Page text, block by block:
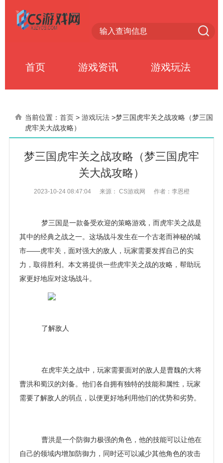
首页 游戏资讯 游戏玩法
当前位置： 首页 > 游戏玩法 >梦三国虎牢关之战攻略（梦三国
虎牢关大战攻略）
梦三国虎牢关之战攻略（梦三国虎牢
关大战攻略）
2023-10-24 08:47:04 来源： CS游戏网 作者：李恩橙
梦三国是一款备受欢迎的策略游戏，而虎牢关之战是
其中的经典之战之一。这场战斗发生在一个古老而神秘的城
市——虎牢关，面对强大的敌人，玩家需要发挥自己的实
力，取得胜利。本文将提供一些虎牢关之战的攻略，帮助玩
家更好地应对这场战斗。
了解敌人
在虎牢关之战中，玩家需要面对的敌人是曹魏的大将
曹洪和蜀汉的刘备。他们各自拥有独特的技能和属性，玩家
需要了解敌人的弱点，以便更好地利用他们的优势和劣势。
曹洪是一个防御力极强的角色，他的技能可以让他在
自己的领域内增加防御力，同时还可以减少其他角色的攻击